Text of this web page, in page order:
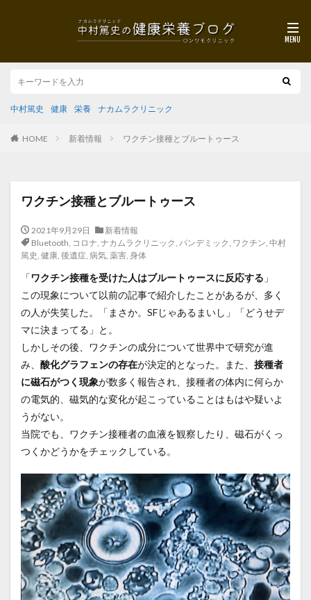
中村篤史 健康 栄養 ナカムラクリニック
HOME 新着情報 ワクチン接種とブルートゥース
ワクチン接種とブルートゥース
2021年9月29日
新着情報
Bluetooth, コロナ, ナカムラクリニック, パンデミック, ワクチン, 中村
篤史, 健康, 後遺症, 病気, 薬害, 身体
「ワクチン接種を受けた人はブルートゥースに反応する 」
この現象について以前の記事で紹介したことがあるが、多く
の人が失笑した。「まさか。SFじゃあるまいし」「どうせデ
マに決まってる」と。
しかしその後、ワクチンの成分について世界中で研究が進
み、 酸化グラフェンの存在が決定的となった。また、 接種者
に磁石がつく現象が数多く報告され、接種者の体内に何らか
の電気的、磁気的な変化が起こっていることはもはや疑いよ
うがない。
当院でも、ワクチン接種者の血液を観察したり、磁石がくっ
つくかどうかをチェックしている。